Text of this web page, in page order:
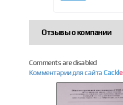
Отзывы о компании
Comments are disabled
Комментарии для сайта Cackle